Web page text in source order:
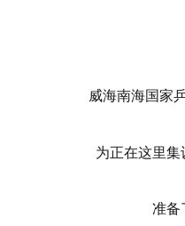
威海南海国家
为正在这里
准备